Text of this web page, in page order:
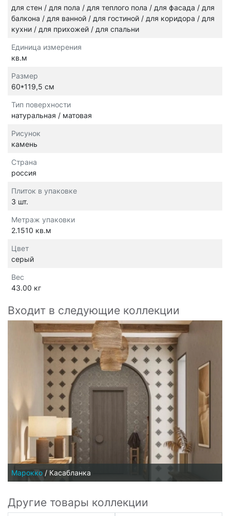
для стен / для пола / для теплого пола / для фасада / для
балкона / для ванной / для гостиной / для коридора / для
кухни / для прихожей / для спальни
Единица измерения
кв.м
Размер
60*119,5 см
Тип поверхности
натуральная / матовая
Рисунок
камень
Страна
россия
Плиток в упаковке
3 шт.
Метраж упаковки
2.1510 кв.м
Цвет
серый
Вес
43.00 кг
Входит в следующие коллекции
Марокко / Касабланка
Другие товары коллекции